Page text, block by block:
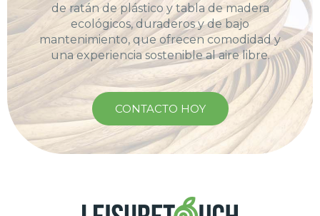
de ratán de plástico y tabla de madera
ecológicos, duraderos y de bajo
mantenimiento, que ofrecen comodidad y
una experiencia sostenible al aire libre.
CONTACTO HOY